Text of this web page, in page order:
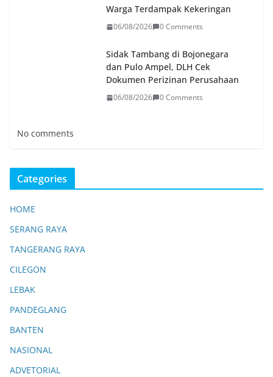
Warga Terdampak Kekeringan
06/08/2026 0 Comments
Sidak Tambang di Bojonegara
dan Pulo Ampel, DLH Cek
Dokumen Perizinan Perusahaan
06/08/2026 0 Comments
No comments
Categories
HOME
SERANG RAYA
TANGERANG RAYA
CILEGON
LEBAK
PANDEGLANG
BANTEN
NASIONAL
ADVETORIAL